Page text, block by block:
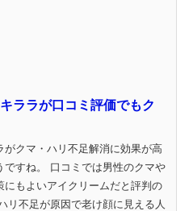
ララが口コミ評価でもク
クマ・ハリ不足解消に効果が高
ですね。 口コミでは男性のクマや
もよいアイクリームだと評判の
リ不足が原因で老け顔に見える人